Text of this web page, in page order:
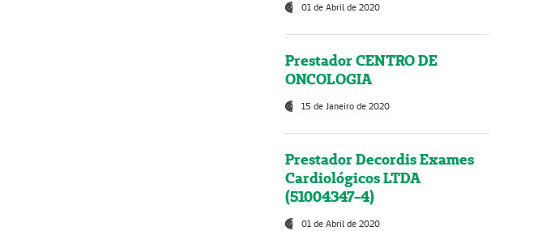
01 de Abril de 2020
Prestador CENTRO DE
ONCOLOGIA
15 de Janeiro de 2020
Prestador Decordis Exames
Cardiológicos LTDA
(51004347-4)
01 de Abril de 2020